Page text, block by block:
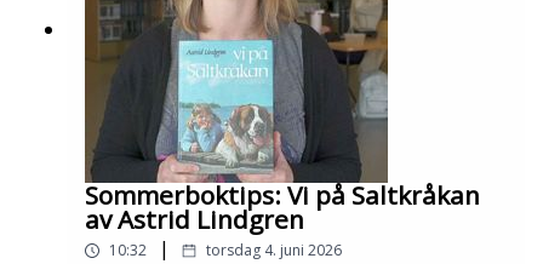
Sommerboktips: Vi på Saltkråkan
av Astrid Lindgren
10:32 | torsdag 4. juni 2026